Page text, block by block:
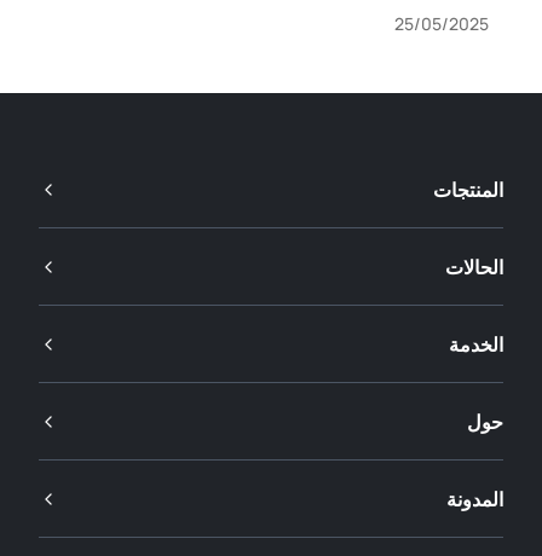
25/05/2025
المنتجات
الحالات
الخدمة
حول
المدونة